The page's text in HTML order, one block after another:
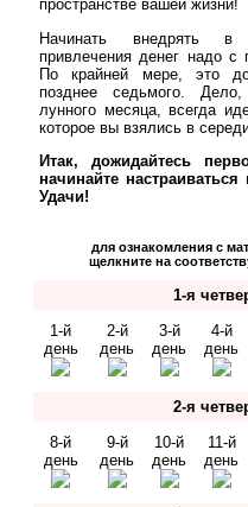
пространстве вашей жизни!
Начинать внедрять в
привлечения денег надо с
По крайней мере, это
позднее седьмого.
лунного месяца, всегда
которое вы взялись в
Итак, дожидайтесь
начинайте
Удачи!
для ознакомления с
щелкните на
1-я
1-й
день
2-й
день
3-й
день
4-й
день
2-я
8-й
день
9-й
день
10-й
день
11-й
день